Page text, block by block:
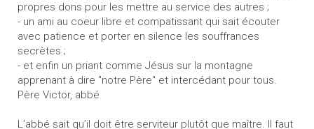
propres dons pour les mettre au service des autres ;
- un ami au coeur libre et compatissant qui sait écouter
avec patience et porter en silence les souffrances
secrètes ;
- et enfin un priant comme Jésus sur la montagne
apprenant à dire "notre Père" et intercédant pour tous.
Père Victor, abbé
L’abbé sait qu’il doit être serviteur plutôt que maître. Il faut